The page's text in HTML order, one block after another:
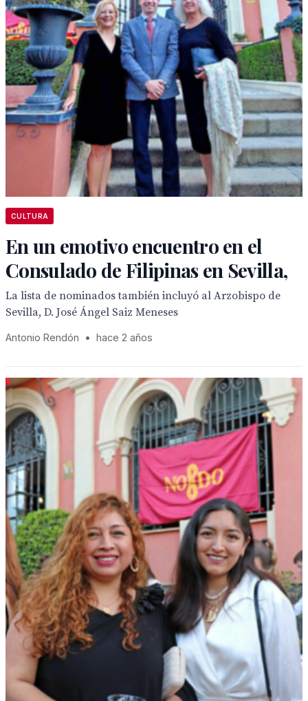
CULTURA
En un emotivo encuentro en el
Consulado de Filipinas en Sevilla,
La lista de nominados también incluyó al Arzobispo de
Sevilla, D. José Ángel Saiz Meneses
Antonio Rendón • hace 2 años